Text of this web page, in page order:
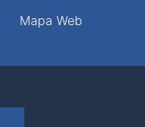
Mapa Web